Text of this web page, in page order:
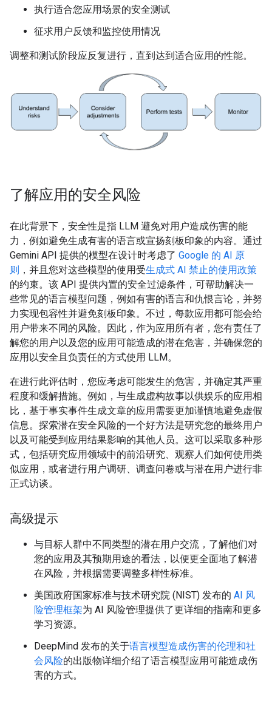
执行适合您应用场景的安全测试
征求用户反馈和监控使用情况
调整和测试阶段应反复进行，直到达到适合应用的性能。
了解应用的安全风险
在此背景下，安全性是指 LLM 避免对用户造成伤害的能
力，例如避免生成有害的语言或宣扬刻板印象的内容。通过
Gemini API 提供的模型在设计时考虑了 Google 的 AI 原
则 ，并且您对这些模型的使用受生成式 AI 禁止的使用政策
的约束。该 API 提供内置的安全过滤条件，可帮助解决一
些常见的语言模型问题，例如有害的语言和仇恨言论，并努
力实现包容性并避免刻板印象。不过，每款应用都可能会给
用户带来不同的风险。因此，作为应用所有者，您有责任了
解您的用户以及您的应用可能造成的潜在危害，并确保您的
应用以安全且负责任的方式使用 LLM。
在进行此评估时，您应考虑可能发生的危害，并确定其严重
程度和缓解措施。例如，与生成虚构故事以供娱乐的应用相
比，基于事实事件生成文章的应用需要更加谨慎地避免虚假
信息。探索潜在安全风险的一个好方法是研究您的最终用户
以及可能受到应用结果影响的其他人员。这可以采取多种形
式，包括研究应用领域中的前沿研究、观察人们如何使用类
似应用，或者进行用户调研、调查问卷或与潜在用户进行非
正式访谈。
高级提示
与目标人群中不同类型的潜在用户交流，了解他们对
您的应用及其预期用途的看法，以便更全面地了解潜
在风险，并根据需要调整多样性标准。
美国政府国家标准与技术研究院 (NIST) 发布的 AI 风
险管理框架为 AI 风险管理提供了更详细的指南和更多
学习资源。
DeepMind 发布的关于语言模型造成伤害的伦理和社
会风险的出版物详细介绍了语言模型应用可能造成伤
害的方式。